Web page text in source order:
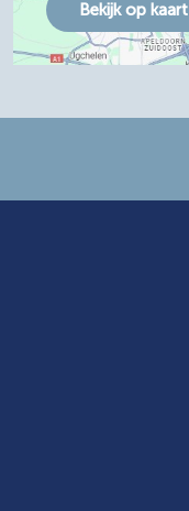
Bekijk op kaart